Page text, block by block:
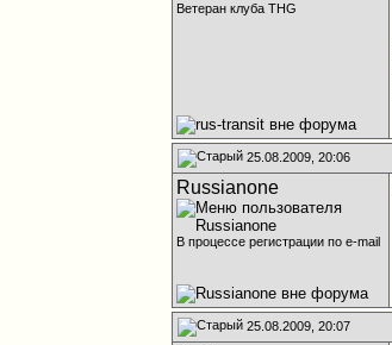
Ветеран клуба THG
25.08.2009, 20:06
Russianone
В процессе регистрации по e-mail
25.08.2009, 20:07